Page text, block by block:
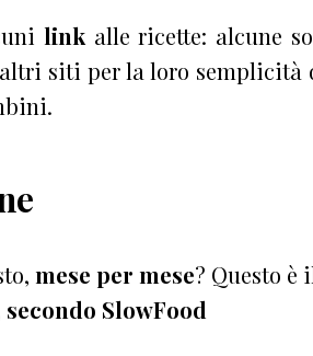
linkalle ricette: alcune
siti per la loro semplicità
mese per mese? Questo è
SlowFood